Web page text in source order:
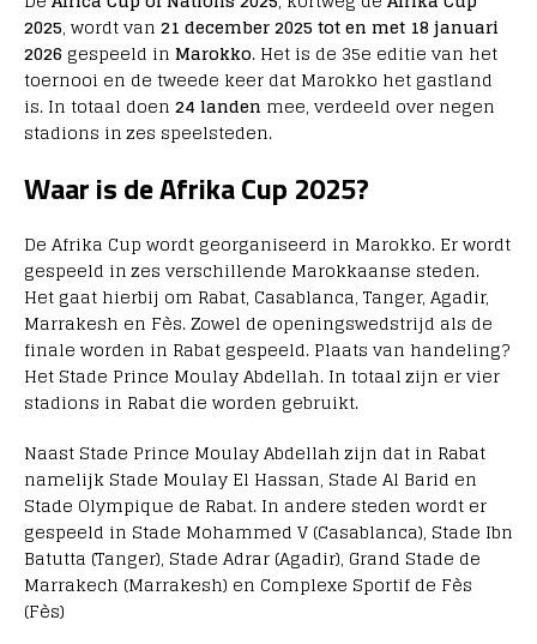
2025, wordt van 21 december 2025 tot en met 18 januari
2026 gespeeld in Marokko. Het is de 35e editie van het
toernooi en de tweede keer dat Marokko het gastland
is. In totaal doen 24 landen mee, verdeeld over negen
stadions in zes speelsteden.
Waar is de Afrika Cup 2025?
De Afrika Cup wordt georganiseerd in Marokko. Er wordt
gespeeld in zes verschillende Marokkaanse steden.
Het gaat hierbij om Rabat, Casablanca, Tanger, Agadir,
Marrakesh en Fès. Zowel de openingswedstrijd als de
finale worden in Rabat gespeeld. Plaats van handeling?
Het Stade Prince Moulay Abdellah. In totaal zijn er vier
stadions in Rabat die worden gebruikt.
Naast Stade Prince Moulay Abdellah zijn dat in Rabat
namelijk Stade Moulay El Hassan, Stade Al Barid en
Stade Olympique de Rabat. In andere steden wordt er
gespeeld in Stade Mohammed V (Casablanca), Stade Ibn
Batutta (Tanger), Stade Adrar (Agadir), Grand Stade de
Marrakech (Marrakesh) en Complexe Sportif de Fès
(Fès)